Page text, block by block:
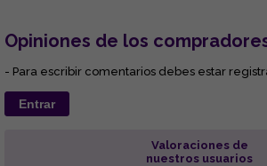
Opiniones de los
- Para escribir comentarios debes estar
Entrar
Valoraciones de
nuestros usuarios